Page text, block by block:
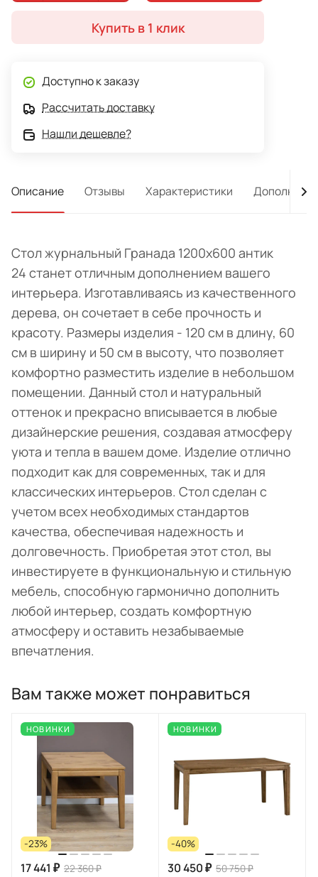
Купить в 1 клик
Доступно к заказу
Рассчитать доставку
Нашли дешевле?
Описание Отзывы Характеристики
Стол журнальный Гранада 1200х600 антик
24 станет отличным дополнением вашего
интерьера. Изготавливаясь из качественного
дерева, он сочетает в себе прочность и
красоту. Размеры изделия - 120 см в длину, 60
см в ширину и 50 см в высоту, что позволяет
комфортно разместить изделие в небольшом
помещении. Данный стол и натуральный
оттенок и прекрасно вписывается в любые
дизайнерские решения, создавая атмосферу
уюта и тепла в вашем доме. Изделие отлично
подходит как для современных, так и для
классических интерьеров. Стол сделан с
учетом всех необходимых стандартов
качества, обеспечивая надежность и
долговечность. Приобретая этот стол, вы
инвестируете в функциональную и стильную
мебель, способную гармонично дополнить
любой интерьер, создать комфортную
атмосферу и оставить незабываемые
впечатления.
Вам также может понравиться
НОВИНКИ
-23%
17 441 ₽ 22 360 ₽
НОВИНКИ
-40%
30 450 ₽ 50 750 ₽